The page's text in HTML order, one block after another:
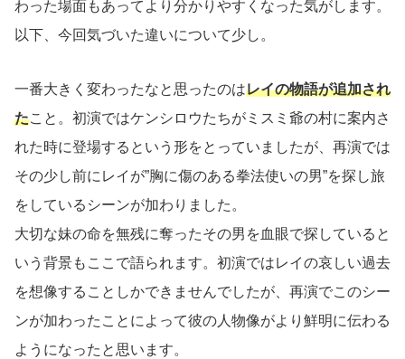
わった場面もあってより分かりやすくなった気がします。
以下、今回気づいた違いについて少し。
一番大きく変わったなと思ったのはレイの物語が追加され
たこと。初演ではケンシロウたちがミスミ爺の村に案内さ
れた時に登場するという形をとっていましたが、再演では
その少し前にレイが”胸に傷のある拳法使いの男”を探し旅
をしているシーンが加わりました。
大切な妹の命を無残に奪ったその男を血眼で探していると
いう背景もここで語られます。初演ではレイの哀しい過去
を想像することしかできませんでしたが、再演でこのシー
ンが加わったことによって彼の人物像がより鮮明に伝わる
ようになったと思います。